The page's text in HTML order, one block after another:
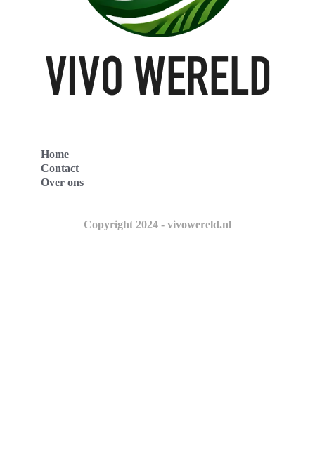
Home
Contact
Over ons
Copyright 2024 - vivowereld.nl